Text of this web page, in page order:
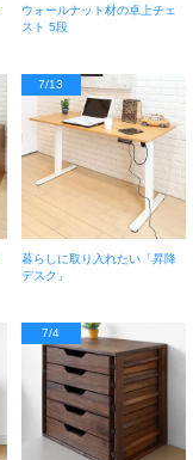
ウォールナット材の卓上チェ
スト 5段
7/13
暮らしに取り入れたい「昇降
デスク」
7/4